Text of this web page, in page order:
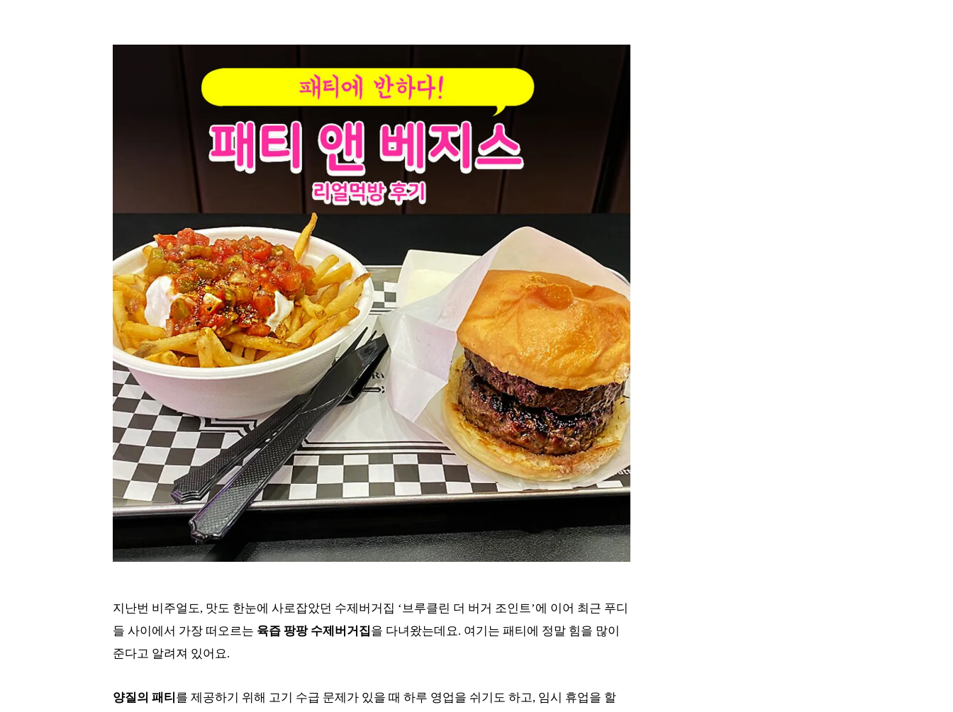
지난번 비주얼도, 맛도 한눈에 사로잡았던 수제버거집 ‘브루클린 더 버거 조인트’에 이어 최근 푸디
들 사이에서 가장 떠오르는 육즙 팡팡 수제버거집을 다녀왔는데요. 여기는 패티에 정말 힘을 많이
준다고 알려져 있어요.
양질의 패티 를 제공하기 위해 고기 수급 문제가 있을 때 하루 영업을 쉬기도 하고, 임시 휴업을 할